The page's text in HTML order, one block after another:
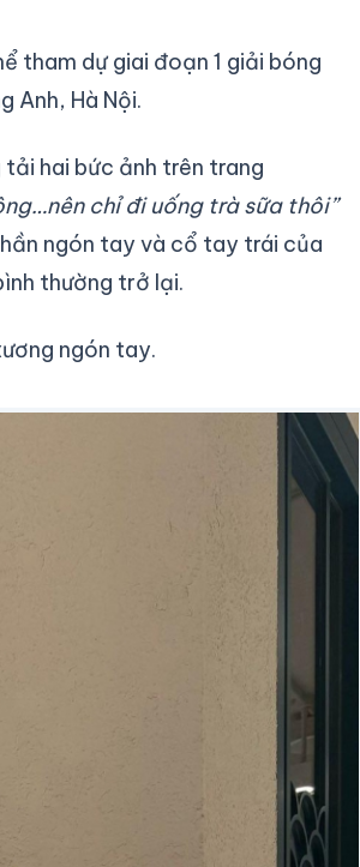
tham dự giai đoạn 1 giải bóng
Anh, Hà Nội.
hai bức ảnh trên trang
chỉ đi uống trà sữa thôi”
ngón tay và cổ tay trái của
thường trở lại.
ngón tay.